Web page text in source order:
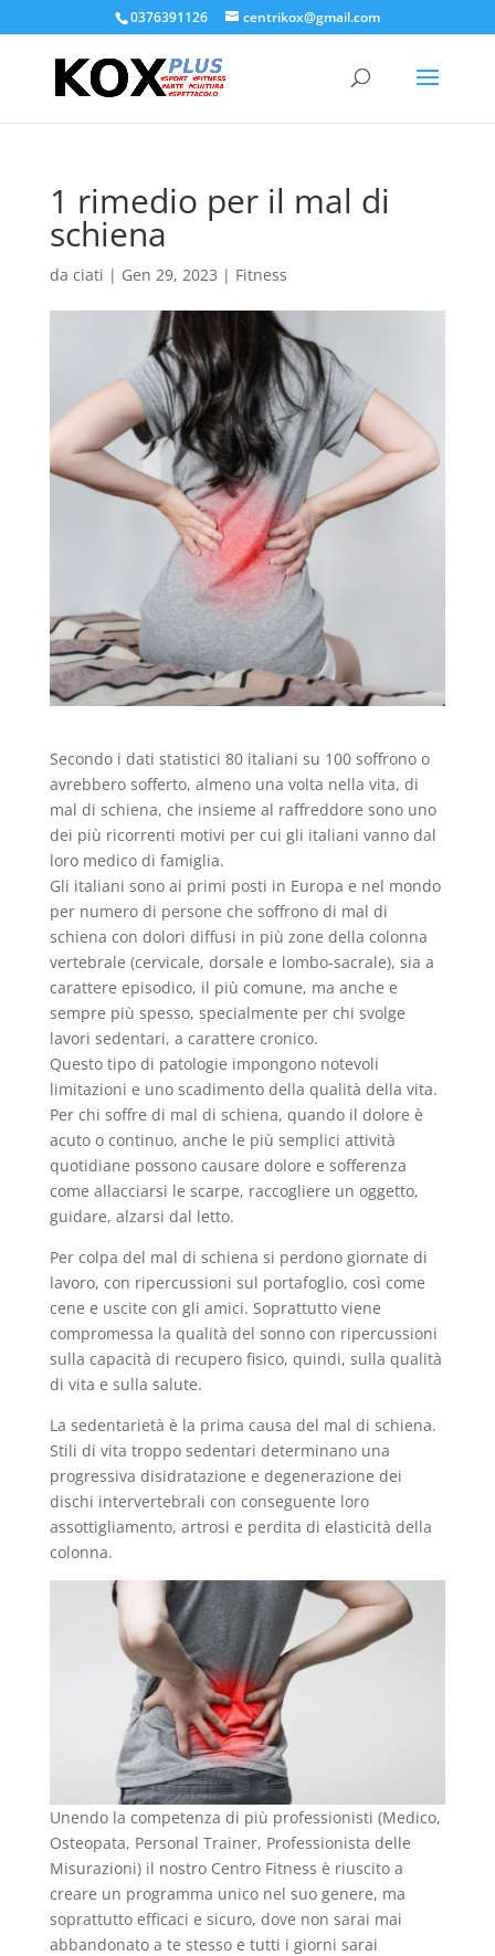
0376391126 centrikox@gmail.com
1 rimedio per il mal di
schiena
da ciati | Gen 29, 2023 | Fitness
Secondo i dati statistici 80 italiani su 100 soffrono o
avrebbero sofferto, almeno una volta nella vita, di
mal di schiena, che insieme al raffreddore sono uno
dei più ricorrenti motivi per cui gli italiani vanno dal
loro medico di famiglia.
Gli italiani sono ai primi posti in Europa e nel mondo
per numero di persone che soffrono di mal di
schiena con dolori diffusi in più zone della colonna
vertebrale (cervicale, dorsale e lombo-sacrale), sia a
carattere episodico, il più comune, ma anche e
sempre più spesso, specialmente per chi svolge
lavori sedentari, a carattere cronico.
Questo tipo di patologie impongono notevoli
limitazioni e uno scadimento della qualità della vita.
Per chi soffre di mal di schiena, quando il dolore è
acuto o continuo, anche le più semplici attività
quotidiane possono causare dolore e sofferenza
come allacciarsi le scarpe, raccogliere un oggetto,
guidare, alzarsi dal letto.
Per colpa del mal di schiena si perdono giornate di
lavoro, con ripercussioni sul portafoglio, così come
cene e uscite con gli amici. Soprattutto viene
compromessa la qualità del sonno con ripercussioni
sulla capacità di recupero fisico, quindi, sulla qualità
di vita e sulla salute.
La sedentarietà è la prima causa del mal di schiena.
Stili di vita troppo sedentari determinano una
progressiva disidratazione e degenerazione dei
dischi intervertebrali con conseguente loro
assottigliamento, artrosi e perdita di elasticità della
colonna.
Unendo la competenza di più professionisti (Medico,
Osteopata, Personal Trainer, Professionista delle
Misurazioni) il nostro Centro Fitness è riuscito a
creare un programma unico nel suo genere, ma
soprattutto efficaci e sicuro, dove non sarai mai
abbandonato a te stesso e tutti i giorni sarai